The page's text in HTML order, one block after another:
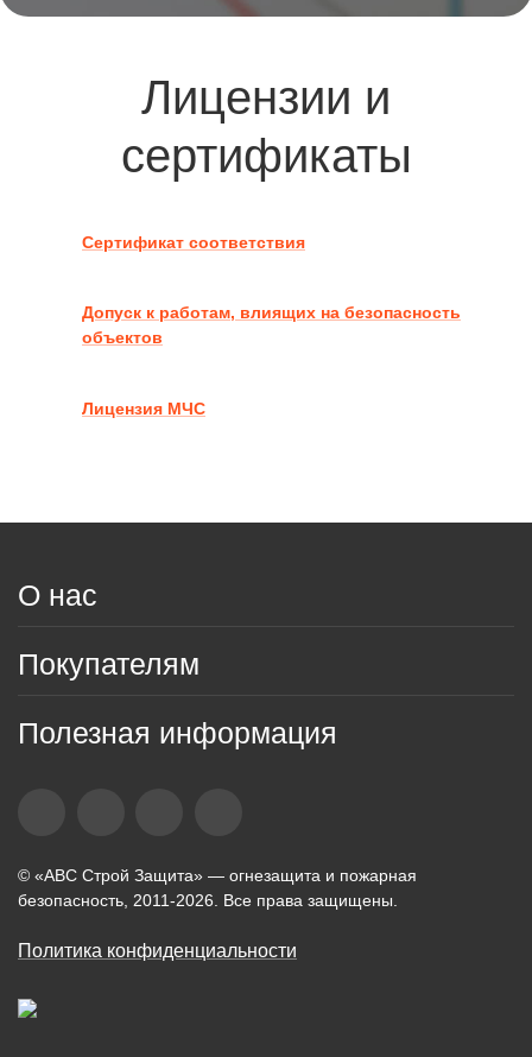
Лицензии и
сертификаты
Сертификат соответствия
Допуск к работам, влиящих на безопасность
объектов
Лицензия МЧС
О нас
Покупателям
Полезная информация
© «АВС Строй Защита» — огнезащита и пожарная
безопасность, 2011-2026. Все права защищены.
Политика конфиденциальности